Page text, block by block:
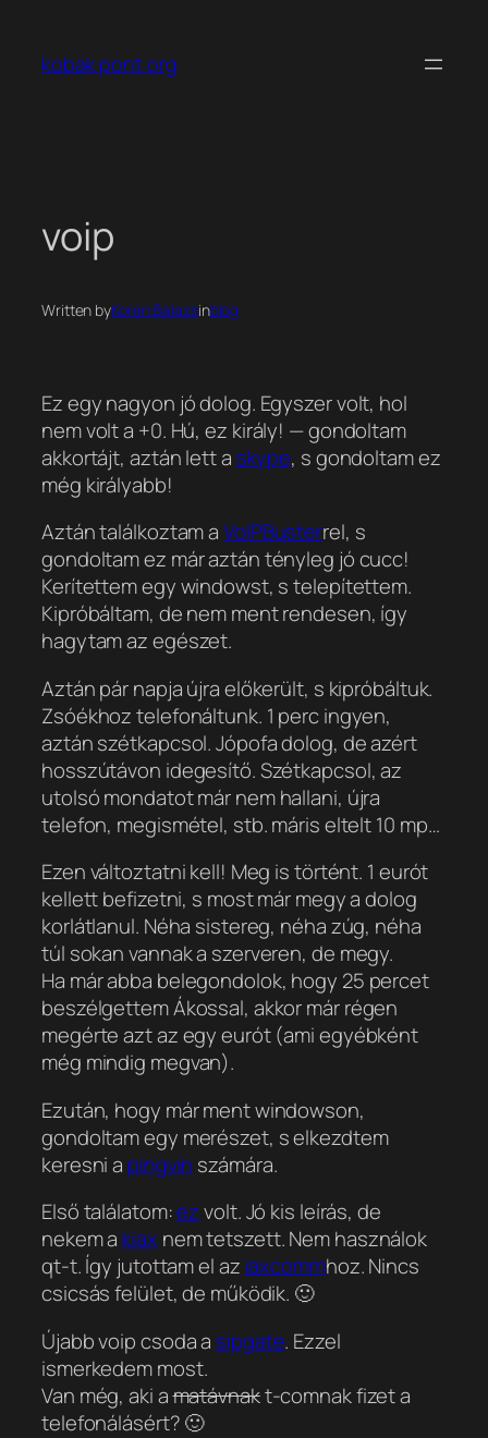
tartalomhoz
kobak pont org
voip
Written byKoren Balazsinblog
Ez egy nagyon jó dolog. Egyszer volt, hol
nem volt a +0. Hú, ez király! — gondoltam
akkortájt, aztán lett a skype, s gondoltam ez
még királyabb!
Aztán találkoztam aVoIPBusterrel, s
gondoltam ez már aztán tényleg jó cucc!
Kerítettem egy windowst, s telepítettem.
Kipróbáltam, de nem ment rendesen, így
hagytam az egészet.
Aztán pár napja újra előkerült, s kipróbáltuk.
Zsóékhoz telefonáltunk. 1 perc ingyen,
aztán szétkapcsol. Jópofa dolog, de azért
hosszútávon idegesítő. Szétkapcsol, az
utolsó mondatot már nem hallani, újra
telefon, megismétel, stb. máris eltelt 10 mp…
Ezen változtatni kell! Meg is történt. 1 eurót
kellett befizetni, s most már megy a dolog
korlátlanul. Néha sistereg, néha zúg, néha
túl sokan vannak a szerveren, de megy.
Ha már abba belegondolok, hogy 25 percet
beszélgettem Ákossal, akkor már régen
megérte azt az egy eurót (ami egyébként
még mindig megvan).
Ezután, hogy már ment windowson,
gondoltam egy merészet, s elkezdtem
keresni a pingvin számára.
Első találatom:ezvolt. Jó kis leírás, de
nekem a kiax nem tetszett. Nem használok
qt-t. Így jutottam el az iaxcommhoz. Nincs
csicsás felület, de működik. 🙂
Újabb voip csoda a sipgate. Ezzel
ismerkedem most.
Van még, aki amatávnakt-comnak fizet a
telefonálásért? 🙂